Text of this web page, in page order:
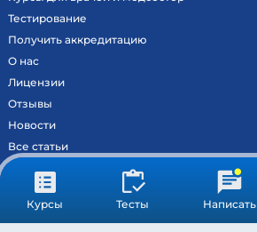
Курсы Тесты Написать
Тестирование
Получить аккредитацию
О нас
Лицензии
Отзывы
Новости
Все статьи
Контакты
Вход на образовательный портал
Сведения